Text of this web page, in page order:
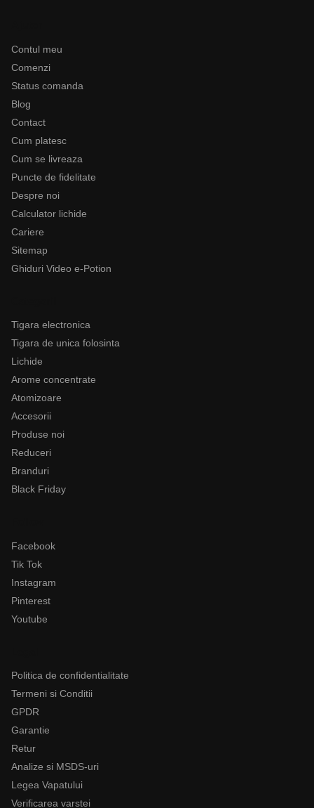
Contul meu
Comenzi
Status comanda
Blog
Contact
Cum platesc
Cum se livreaza
Puncte de fidelitate
Despre noi
Calculator lichide
Cariere
Sitemap
Ghiduri Video e-Potion
Tigara electronica
Tigara de unica folosinta
Lichide
Arome concentrate
Atomizoare
Accesorii
Produse noi
Reduceri
Branduri
Black Friday
Facebook
Tik Tok
Instagram
Pinterest
Youtube
Politica de confidentialitate
Termeni si Conditii
GPDR
Garantie
Retur
Analize si MSDS-uri
Legea Vapatului
Verificarea varstei